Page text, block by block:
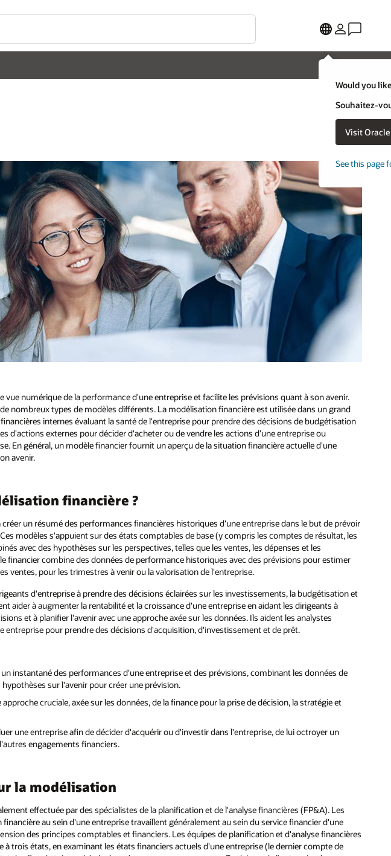
Would you
Souhaitez-
Visit
See this page
numérique de la performance d'une entreprise et facilite les prévisions quant à son avenir.
nombreux types de modèles différents. La modélisation financière est utilisée dans un grand
internes évaluant la santé de l'entreprise pour prendre des décisions de budgétisation
d'actions externes pour décider d'acheter ou de vendre les actions d'une entreprise ou
En général, un modèle financier fournit un aperçu de la situation financière actuelle d'une
avenir.
financière ?
un résumé des performances financières historiques d'une entreprise dans le but de prévoir
modèles s'appuient sur des états comptables de base (y compris les comptes de résultat, les
avec des hypothèses sur les perspectives, telles que les ventes, les dépenses et les
financier combine des données de performance historiques avec des prévisions pour estimer
ventes, pour les trimestres à venir ou la valorisation de l'entreprise.
d'entreprise à prendre des décisions éclairées sur les investissements, la budgétisation et
aider à augmenter la rentabilité et la croissance d'une entreprise en aidant les dirigeants à
et à planifier l'avenir avec une approche axée sur les données. Ils aident les analystes
entreprise pour prendre des décisions d'acquisition, d'investissement et de prêt.
instantané des performances d'une entreprise et des prévisions, combinant les données de
sur l'avenir pour créer une prévision.
cruciale, axée sur les données, de la finance pour la prise de décision, la stratégie et
une entreprise afin de décider d'acquérir ou d'investir dans l'entreprise, de lui octroyer un
engagements financiers.
la modélisation
effectuée par des spécialistes de la planification et de l'analyse financières (FP&A). Les
au sein d'une entreprise travaillent généralement au sein du service financier d'une
des principes comptables et financiers. Les équipes de planification et d'analyse financières
trois états, en examinant les états financiers actuels d'une entreprise (le dernier compte de